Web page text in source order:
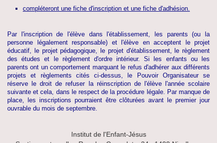
compléteront une fiche d'inscription et une fiche d'adhésion.
Par l'inscription de l'élève dans l'établissement, les parents (ou la
personne légalement responsable) et l'élève en acceptent le projet
éducatif, le projet pédagogique, le projet d'établissement, le règlement
des études et le règlement d'ordre intérieur.Si les enfants ou les
parents ont un comportement marquant le refus d'adhérer aux différents
projets et règlements cités ci-dessus, le Pouvoir Organisateur se
réserve le droit de refuser la réinscription de l'élève l'année scolaire
suivante et cela, dans le respect de la procédure légale. Par manque de
place, les inscriptions pourraient être clôturées avant le premier jour
ouvrable du mois de septembre.
Institut de l'Enfant-Jésus